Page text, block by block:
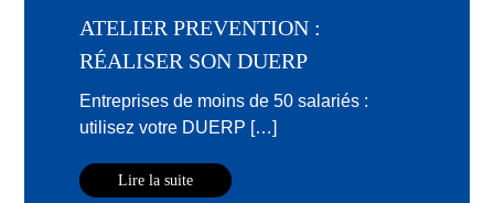
ATELIER PREVENTION :
RÉALISER SON DUERP
Entreprises de moins de 50 salariés :
utilisez votre DUERP […]
Lire la suite